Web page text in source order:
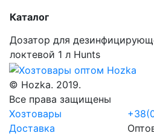
Каталог
Дозатор для
локтевой 1 л Hunts
© Hozka. 2019.
Все права защищены
Хозтовары
Доставка